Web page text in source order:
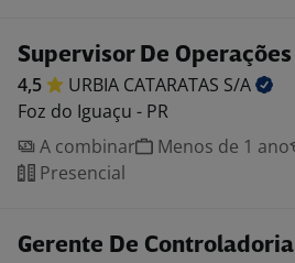
Supervisor De Operações
4,5 URBIA CATARATAS S/A
Foz do Iguaçu - PR
A combinar
Menos de 1 ano
Presencial
Gerente De Controladoria